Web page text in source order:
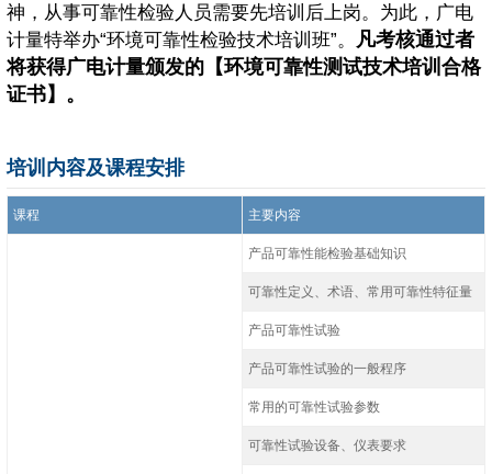
神，从事可靠性检验人员需要先培训后上岗。为此，广电
计量特举办“环境可靠性检验技术培训班”。
凡考核通过者
将获得广电计量颁发的【环境可靠性测试技术培训合格
证书】。
培训内容及课程安排
课程 主要内容
产品可靠性能检验基础知识
可靠性定义、术语、常用可靠性特征量
产品可靠性试验
产品可靠性试验的一般程序
常用的可靠性试验参数
可靠性试验设备、仪表要求